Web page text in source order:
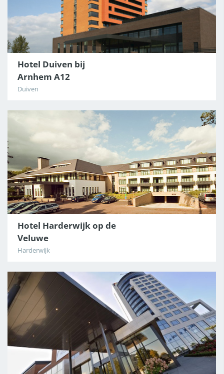
Hotel Duiven bij
Arnhem A12
Duiven
Hotel Harderwijk op de
Veluwe
Harderwijk